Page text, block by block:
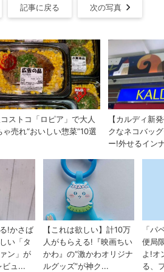
記事に戻る 次の写真